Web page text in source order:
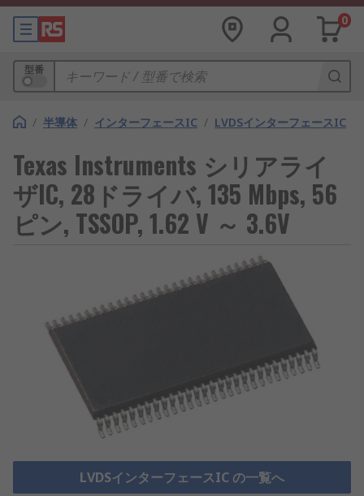
0
型番
/ 半導体 / インターフェースIC / LVDSインターフェースIC
Texas Instruments シリアライ
ザIC, 28ドライバ, 135 Mbps, 56
ピン, TSSOP, 1.62 V ～ 3.6V
LVDSインターフェースIC の一覧へ